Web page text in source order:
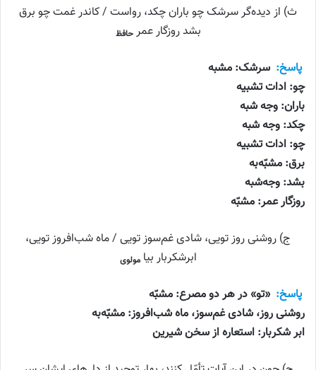
ث) از دیده‌گر سرشک چو باران چکد، رواست / کاندر غمت چو برق
بشد روزگار عمرحافظ
پاسخ: سرشک: مشبه
چو: ادات تشبیه
باران: وجه شبه
چکد: وجه شبه
چو: ادات تشبیه
برق: مشبّه‌به
بشد: وجه‌شبه
روزگار عمر: مشبّه
ج) روشنی روز تویی، شادی غم‌سوز تویی / ماه شب‌افروز تویی،
ابرشکربار بیامولوی
پاسخ: «تو» در هر دو مصرع: مشبّه
روشنی روز، شادی غم‌سوز، ماه شب‌افروز: مشبّه‌به
ابر شکربار: استعاره از سخن شیرین